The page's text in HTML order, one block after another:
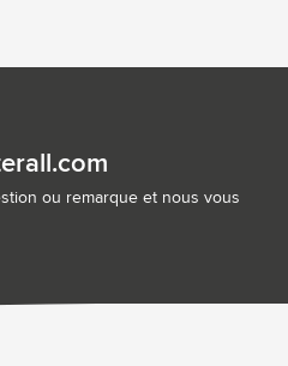
ou remarque et nous vous